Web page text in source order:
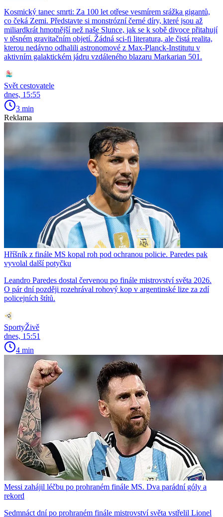
Kosmický tanec smrti: Za 100 let otřese vesmírem srážka gigantů,
co čeká Zemi. Představte si monstrózní černé díry, které jsou až
miliardkrát hmotnější než naše Slunce, jak se k sobě divoce přitahují
v těsném gravitačním objetí. Žádná sci-fi literatura, ale čistá realita,
kterou nedávno odhalili astronomové z Max-Planck-Institutu v
aktivním galaktickém jádru vzdáleného blazaru Markarian 501.
Svět cestovatele
dnes, 15:55
3 min
Reklama
Hříšník z finále MS kopal roh pod ochranou policie. Paredes pak
vyvolal další potyčku
Leandro Paredes dostal červenou po finále mistrovství světa 2026.
O pár dní později rozehrával rohový kop v argentinské lize za zdí
policejních štítů.
SportyŽivě
dnes, 15:51
4 min
Messi zahájil léčbu po prohraném finále MS. Dva parádní góly a
rekord
Sedmnáct dní po prohraném finále mistrovství světa vstřelil Lionel